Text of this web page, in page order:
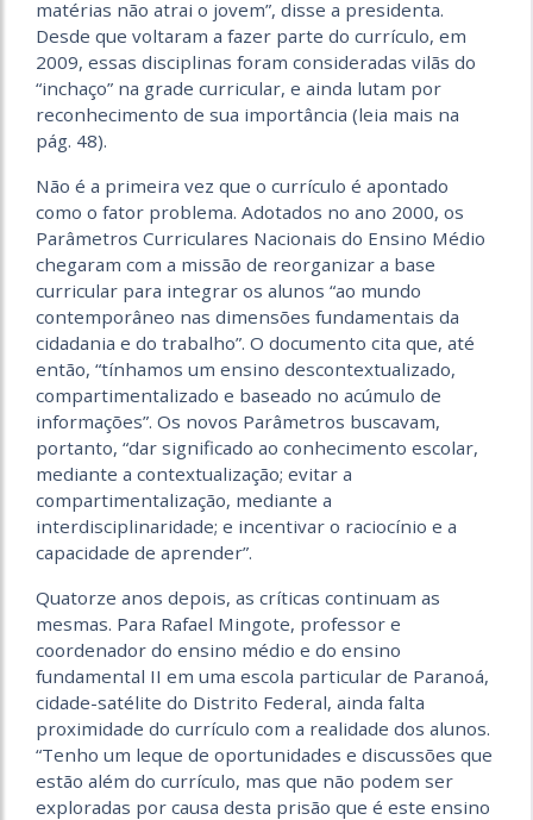
matérias não atrai o jovem”, disse a presidenta.
Desde que voltaram a fazer parte do currículo, em
2009, essas disciplinas foram consideradas vilãs do
“inchaço” na grade curricular, e ainda lutam por
reconhecimento de sua importância (leia mais na
pág. 48).
Não é a primeira vez que o currículo é apontado
como o fator problema. Adotados no ano 2000, os
Parâmetros Curriculares Nacionais do Ensino Médio
chegaram com a missão de reorganizar a base
curricular para integrar os alunos “ao mundo
contemporâneo nas dimensões fundamentais da
cidadania e do trabalho”. O documento cita que, até
então, “tínhamos um ensino descontextualizado,
compartimentalizado e baseado no acúmulo de
informações”. Os novos Parâmetros buscavam,
portanto, “dar significado ao conhecimento escolar,
mediante a contextualização; evitar a
compartimentalização, mediante a
interdisciplinaridade; e incentivar o raciocínio e a
capacidade de aprender”.
Quatorze anos depois, as críticas continuam as
mesmas. Para Rafael Mingote, professor e
coordenador do ensino médio e do ensino
fundamental II em uma escola particular de Paranoá,
cidade-satélite do Distrito Federal, ainda falta
proximidade do currículo com a realidade dos alunos.
“Tenho um leque de oportunidades e discussões que
estão além do currículo, mas que não podem ser
exploradas por causa desta prisão que é este ensino